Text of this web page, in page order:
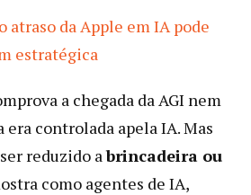
atraso da Apple em IA pode
estratégica
a chegada da AGI nem
era controlada apela IA. Mas
reduzido abrincadeira ou
como agentes de IA,